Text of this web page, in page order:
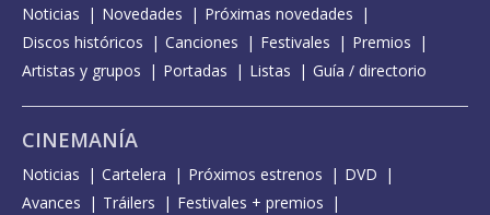
Noticias Novedades
Próximas novedades
Discos históricos
Canciones Festivales
Premios
Artistas y grupos
Portadas Listas Guía / directorio
CINEMANÍA
Noticias Cartelera Próximos estrenos
DVD
Avances
Tráilers
Festivales + premios